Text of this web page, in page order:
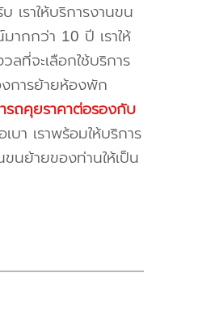
ราให้บริการงานขน
กกว่า 10 ปี เราให้
ที่จะเลือกใช้บริการ
งการย้ายห้องพัก
ถคุยราคาต่อรองกับ
า เราพร้อมให้บริการ
นย้ายของท่านให้เป็น